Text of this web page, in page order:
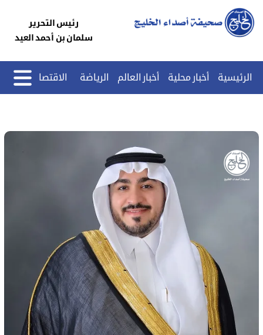
رئيس التحرير
سلمان بن أحمد العيد
الرئيسية أخبار محلية أخبار العالم الرياضة الاقتصاد